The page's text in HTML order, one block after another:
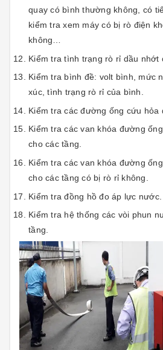
quay có bình thường không, có
kiểm tra xem máy có bị rò điện
không…
Kiểm tra tình trạng rò rỉ dầu nhớt
Kiểm tra bình đề: volt bình, mức
xúc, tình trạng rò rỉ của bình.
Kiểm tra các đường ống cứu hỏa
Kiểm tra các van khóa đường
cho các tầng.
Kiểm tra các van khóa đường
cho các tầng có bị rò rỉ không.
Kiểm tra đồng hồ đo áp lực nước.
Kiểm tra hệ thống các vòi phun
tầng.